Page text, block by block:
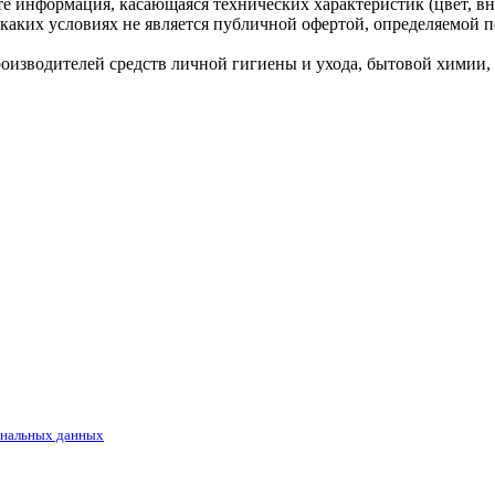
условиях не является публичной офертой,
средств личной гигиены и ухода, бытовой химии,
данных